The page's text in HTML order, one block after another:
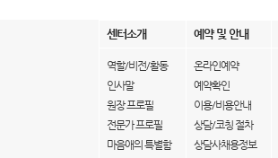
센터소개 예약 및 안내
역할/비전/활동
인사말
원장 프로필
전문가 프로필
마음애의 특별함
온라인예약
예약확인
이용/비용안내
상담/코칭 절차
상담사채용정보